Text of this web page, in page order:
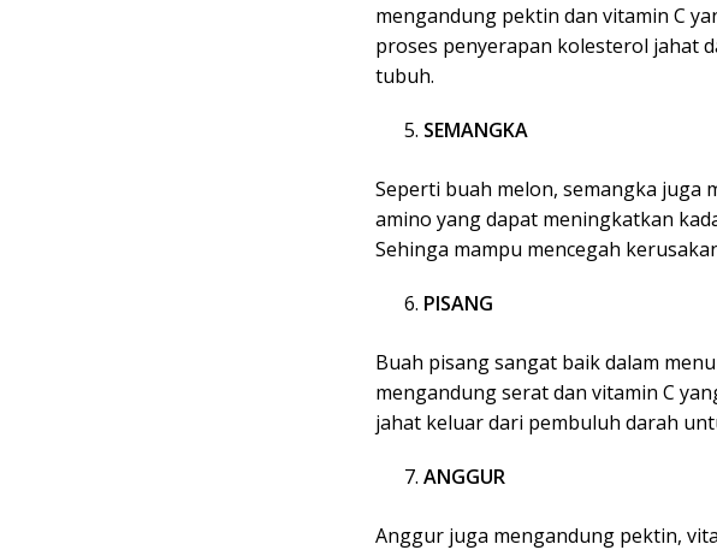
mengandung pektin dan vitamin C
proses penyerapan kolesterol jahat
tubuh.
SEMANGKA
Seperti buah melon, semangka juga
amino yang dapat meningkatkan
Sehinga mampu mencegah
PISANG
Buah pisang sangat baik dalam
mengandung serat dan vitamin C
jahat keluar dari pembuluh darah
ANGGUR
Anggur juga mengandung pektin,